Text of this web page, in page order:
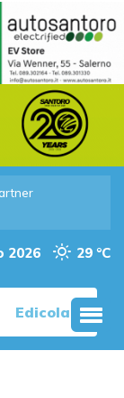
2026 29 °C
Edicola